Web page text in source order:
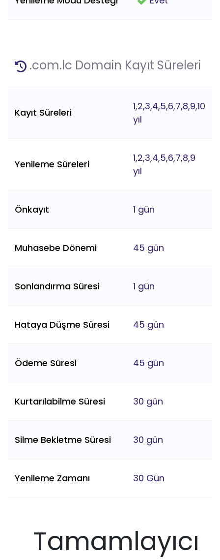
.com.lc Domain Kayıt Süreleri
Kayıt Süreleri
1,2,3,4,5,6,7,8,9,10
yıl
Yenileme Süreleri
1,2,3,4,5,6,7,8,9
yıl
Önkayıt 1 gün
Muhasebe Dönemi 45 gün
Sonlandırma Süresi 1 gün
Hataya Düşme Süresi 45 gün
Ödeme Süresi 45 gün
Kurtarılabilme Süresi 30 gün
Silme Bekletme Süresi 30 gün
Yenileme Zamanı 30 Gün
Tamamlayıcı